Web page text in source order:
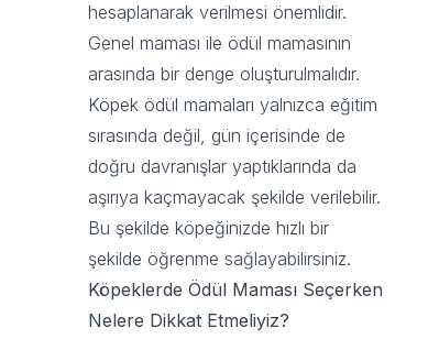
hesaplanarak verilmesi önemlidir.
Genel maması ile ödül mamasının
arasında bir denge oluşturulmalıdır.
Köpek ödül mamaları yalnızca eğitim
sırasında değil, gün içerisinde de
doğru davranışlar yaptıklarında da
aşırıya kaçmayacak şekilde verilebilir.
Bu şekilde köpeğinizde hızlı bir
şekilde öğrenme sağlayabilirsiniz.
Köpeklerde Ödül Maması Seçerken
Nelere Dikkat Etmeliyiz?